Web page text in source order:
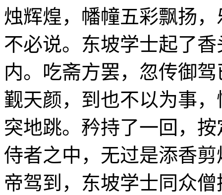
烛辉煌，幡幢五彩飘扬
不必说。东坡学士起了
内。吃斋方罢，忽传御
觐天颜，到也不以为事
突地跳。矜持了一回，
侍者之中，无过是添香
帝驾到，东坡学士同众